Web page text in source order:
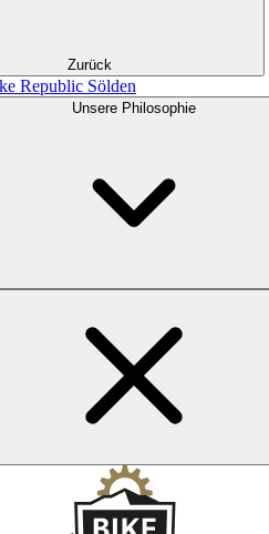
Zurück
Republic Sölden
Unsere Philosophie